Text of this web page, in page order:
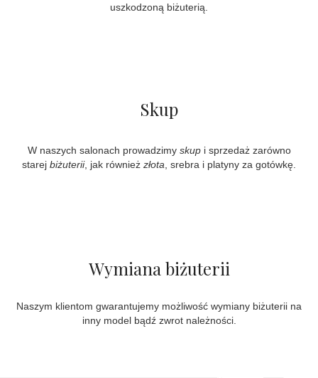
uszkodzoną biżuterią.
Skup
W naszych salonach prowadzimy skupi sprzedaż zarówno
starej biżuterii, jak również złota, srebra i platyny za gotówkę.
Wymiana biżuterii
Naszym klientom gwarantujemy możliwość wymiany biżuterii na
inny model bądź zwrot należności.